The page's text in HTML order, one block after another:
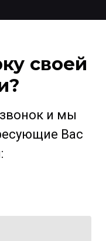
своей
и мы
Вас